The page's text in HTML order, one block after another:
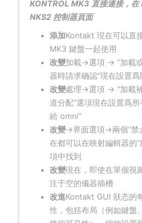
KONTROL MK3 直接連接，在
NKS2 控制器頁面
添加Kontakt 現在可以直
MK3 鍵盤一起使用
改變加載→選項 → “加載
器時請求确認”現在設置
改變處理→選項 → “加載
道分配”選項現在設置爲
給 omni”
改變→界面選項→兩個“禁
在都可以在映射編輯器的
項中找到
改變現在，即使在單個視
注于空的儀器插槽
改進Kontakt GUI 狀态的
性，包括布局（例如鍵盤